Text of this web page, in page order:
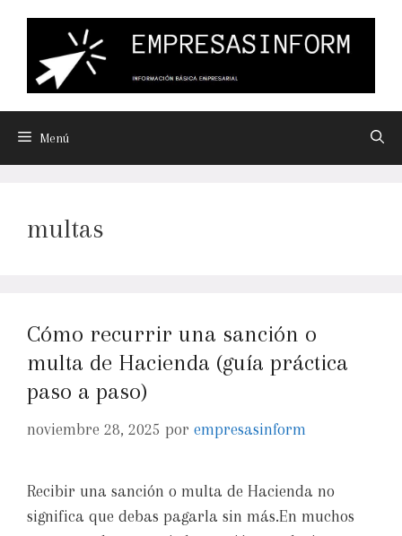
Menú
multas
Cómo recurrir una sanción o
multa de Hacienda (guía práctica
paso a paso)
noviembre 28, 2025 por empresasinform
Recibir una sanción o multa de Hacienda no
significa que debas pagarla sin más.En muchos